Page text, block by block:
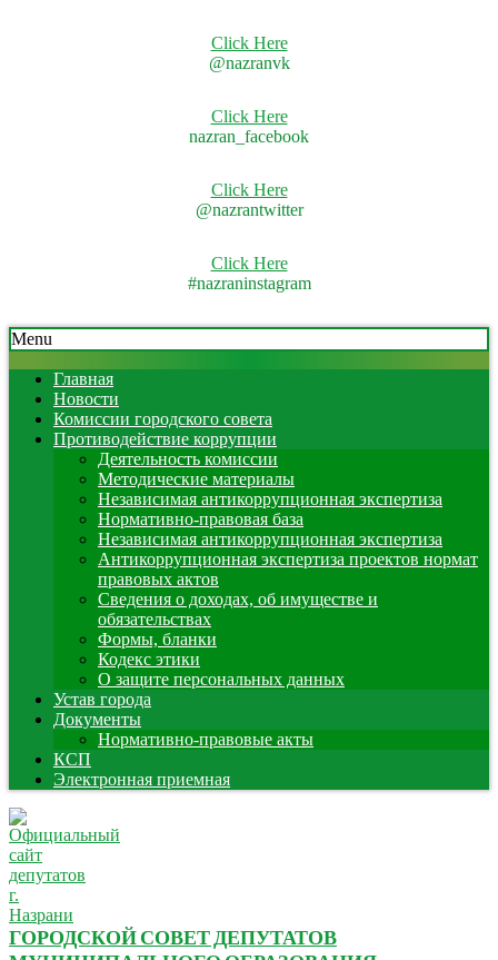
Click Here
@nazranvk
Click Here
nazran_facebook
Click Here
@nazrantwitter
Click Here
#nazraninstagram
Skip
to
content
Secondary
Navigation
Menu
Menu
Главная
Новости
Комиссии городского совета
Противодействие коррупции
Деятельность комиссии
Методические материалы
Независимая антикоррупционная экспертиза
Нормативно-правовая база
Независимая антикоррупционная экспертиза
Антикоррупционная экспертиза проектов нормат
правовых актов
Сведения о доходах, об имуществе и
обязательствах
Формы, бланки
Кодекс этики
О защите персональных данных
Устав города
Документы
Нормативно-правовые акты
КСП
Электронная приемная
ГОРОДСКОЙ СОВЕТ ДЕПУТАТОВ